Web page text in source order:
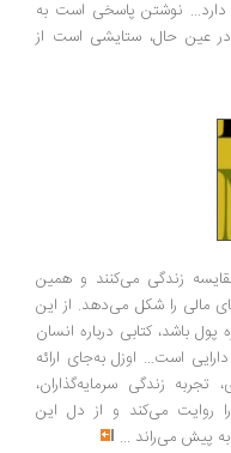
نوشتن پاسخی است به
حال، ستایشی است از
می‌کنند و همین
را شکل می‌دهد. از این
کتابی درباره انسان
اوزل به‌جای ارائه
سرمایه‌گذاران،
می‌کند و از دل این
می‌راند...